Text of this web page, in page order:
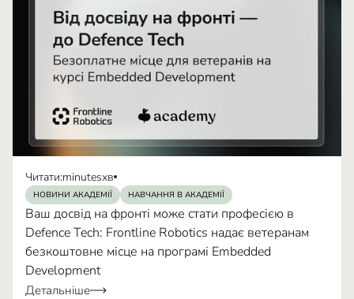
Читати:minutesхв
НОВИНИ АКАДЕМІЇ НАВЧАННЯ В АКАДЕМІЇ
Ваш досвід на фронті може стати професією в
Defence Tech: Frontline Robotics надає ветеранам
безкоштовне місце на програмі Embedded
Development
Детальніше